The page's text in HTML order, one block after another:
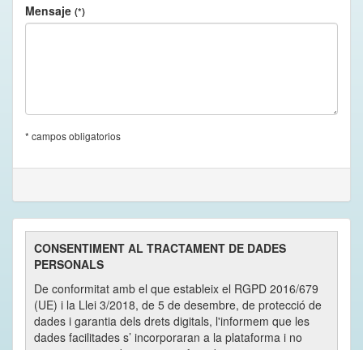
Mensaje (*)
* campos obligatorios
CONSENTIMENT AL TRACTAMENT DE DADES
PERSONALS
De conformitat amb el que estableix el RGPD 2016/679
(UE) i la Llei 3/2018, de 5 de desembre, de protecció de
dades i garantia dels drets digitals, l'informem que les
dades facilitades s’ incorporaran a la plataforma i no